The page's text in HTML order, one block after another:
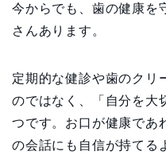
今からでも、歯の健康を
さんあります。
定期的な健診や歯のクリ
のではなく、「自分を大
つです。お口が健康であ
の会話にも自信が持てる